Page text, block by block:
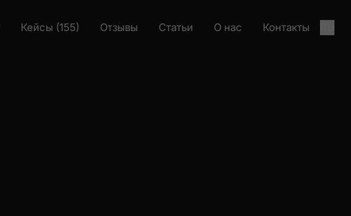
Кейсы (155) Отзывы Статьи О нас Контакты